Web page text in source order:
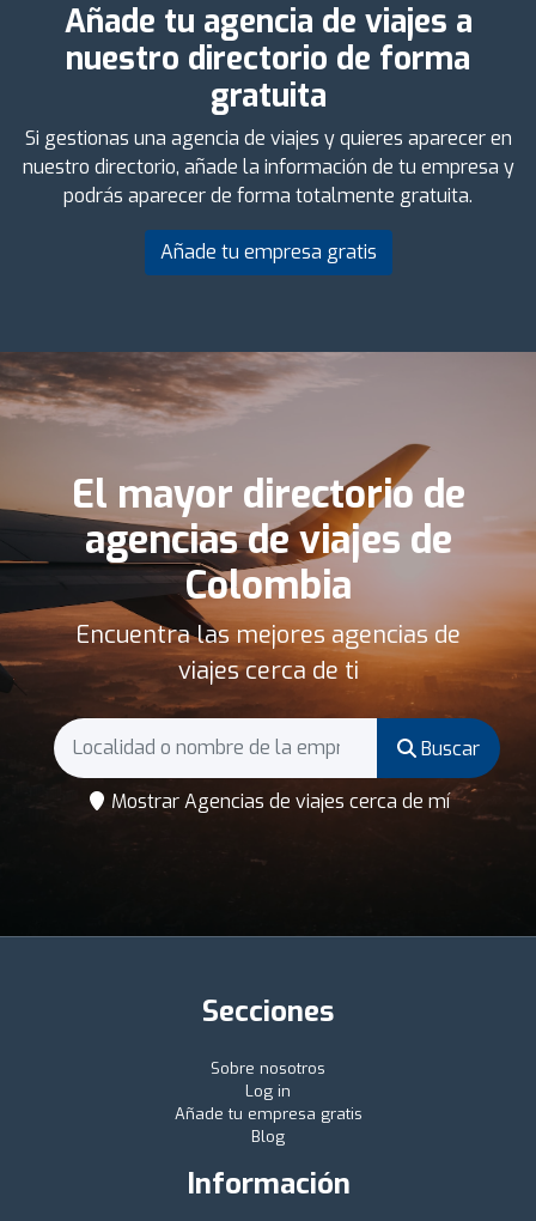
Añade tu agencia de viajes a
nuestro directorio de forma
gratuita
Si gestionas una agencia de viajes y quieres aparecer en
nuestro directorio, añade la información de tu empresa y
podrás aparecer de forma totalmente gratuita.
Añade tu empresa gratis
El mayor directorio de
agencias de viajes de
Colombia
Encuentra las mejores agencias de
viajes cerca de ti
Buscar
Mostrar Agencias de viajes cerca de mí
Secciones
Sobre nosotros
Log in
Añade tu empresa gratis
Blog
Información